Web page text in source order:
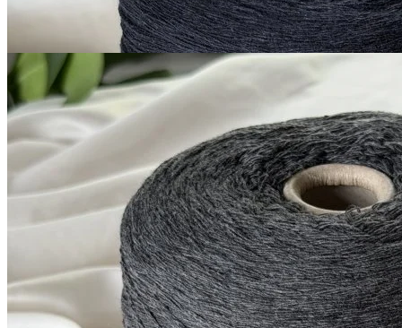
Купить
В наличии 11408
G&G Filati
Silver Plus
кашемир 10%, меринос 70%, шёлк 20%
+ пайетки
380 м/100 гтемно-серый
1 200₽
за 100 г
Купить
Показать еще
© 2026Filato Italiano